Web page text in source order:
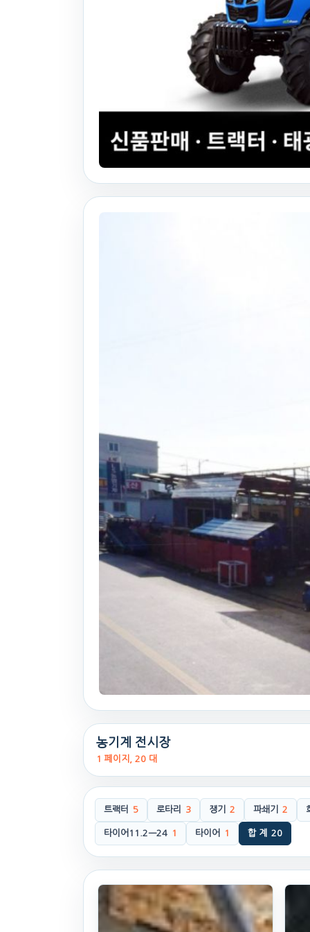
농기계 전시장
1 페이지, 20 대
트랙터 5 로타리 3 쟁기 2 파쇄기 2
타이어11.2ㅡ24 1 타이어 1 합 계 20